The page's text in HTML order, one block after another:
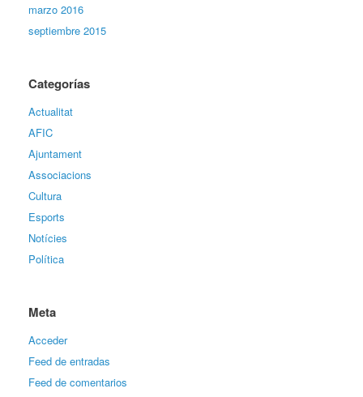
marzo 2016
septiembre 2015
Categorías
Actualitat
AFIC
Ajuntament
Associacions
Cultura
Esports
Notícies
Política
Meta
Acceder
Feed de entradas
Feed de comentarios